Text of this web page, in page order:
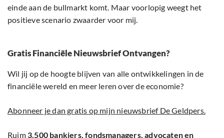
einde aan de bullmarkt komt. Maar voorlopig weegt het
positieve scenario zwaarder voor mij.
Gratis Financiële Nieuwsbrief Ontvangen?
Wil jij op de hoogte blijven van alle ontwikkelingen in de
financiële wereld en meer leren over de economie?
Abonneer je dan gratis op mijn nieuwsbrief De Geldpers.
Ruim 3.500 bankiers, fondsmanagers, advocaten en